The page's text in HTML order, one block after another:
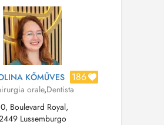
Luxembourg => Nous ne
de la chirurgie. => ...
KŐMŰVES 186
orale,Dentista
Boulevard Royal,
Lussemburgo